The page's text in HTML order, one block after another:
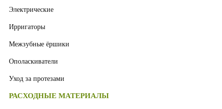
Электрические
Ирригаторы
Межзубные ёршики
Ополаскиватели
Уход за протезами
РАСХОДНЫЕ МАТЕРИАЛЫ